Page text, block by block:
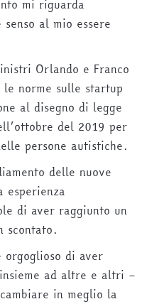
mi riguarda
al mio essere
Orlando e Franco
norme sulle startup
al disegno di legge
del 2019 per
persone autistiche.
delle nuove
esperienza
di aver raggiunto un
scontato.
orgoglioso di aver
ad altre e altri –
in meglio la